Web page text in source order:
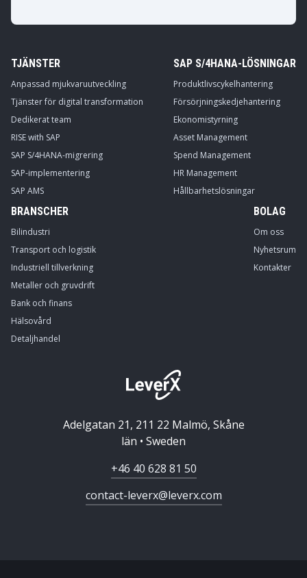
TJÄNSTER
Anpassad mjukvaruutveckling
Tjänster för digital transformation
Dedikerat team
RISE with SAP
SAP S/4HANA-migrering
SAP-implementering
SAP AMS
SAP S/4HANA-LÖSNINGAR
Produktlivscykelhantering
Försörjningskedjehantering
Ekonomistyrning
Asset Management
Spend Management
HR Management
Hållbarhetslösningar
BRANSCHER
Bilindustri
Transport och logistik
Industriell tillverkning
Metaller och gruvdrift
Bank och finans
Hälsovård
Detaljhandel
BOLAG
Om oss
Nyhetsrum
Kontakter
Adelgatan 21, 211 22 Malmö, Skåne
län • Sweden
+46 40 628 81 50
contact-leverx@leverx.com